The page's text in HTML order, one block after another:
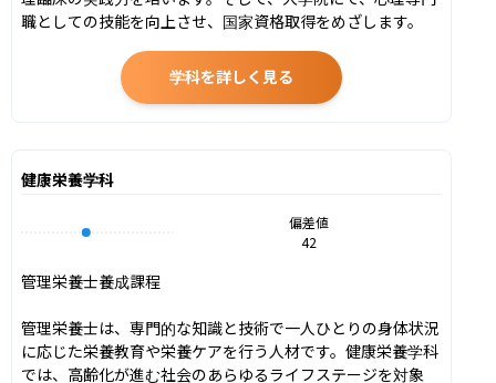
職としての技能を向上させ、国家資格取得をめざします。
学科を詳しく見る
健康栄養学科
偏差値
42
管理栄養士養成課程
管理栄養士は、専門的な知識と技術で一人ひとりの身体状況
に応じた栄養教育や栄養ケアを行う人材です。健康栄養学科
では、高齢化が進む社会のあらゆるライフステージを対象